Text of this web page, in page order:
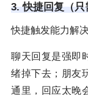
3. 快捷回复（
快捷触发能力解
聊天回复是强即
绪掉下去；朋友
通里，回应太晚